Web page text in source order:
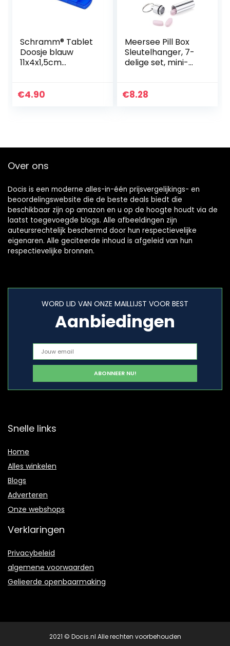
Schramm® Tablet
Doosje blauw
11x4x1,5cm
€4.90
Meersee Pill Box
Sleutelhanger, 7-
delige set, mini-
metalen
€8.28
Over ons
Docis is een moderne alles-in-één prijsvergelijkings- en
beoordelingswebsite die de beste deals biedt die
beschikbaar zijn op amazon en u op de hoogte houdt via de
laatst toegevoegde blogs. Alle afbeeldingen zijn
auteursrechtelijk beschermd door hun respectievelijke
eigenaren. Alle geciteerde inhoud is afgeleid van hun
respectievelijke bronnen.
WORD LID VAN ONZE MAILLIJST VOOR BEST
Aanbiedingen
Snelle links
Home
Alles winkelen
Blogs
Adverteren
Onze webshops
Verklaringen
Privacybeleid
algemene voorwaarden
Gelieerde openbaarmaking
2021 © Docis.nl Alle rechten voorbehouden